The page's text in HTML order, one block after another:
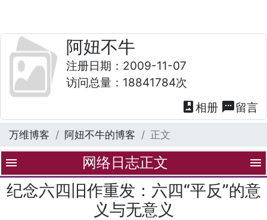
阿妞不牛
注册日期：2009-11-07
访问总量：18841784次
photo_album 相册 textsms留言
万维博客 阿妞不牛的博客 正文
menu 网络日志正文 menu
纪念六四旧作重发：六四“平反”的意
义与无意义